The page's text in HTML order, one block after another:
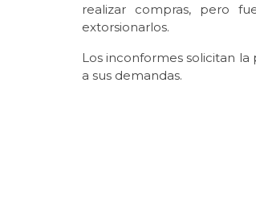
realizar compras, pero
extorsionarlos.
Los inconformes solicitan
a sus demandas.